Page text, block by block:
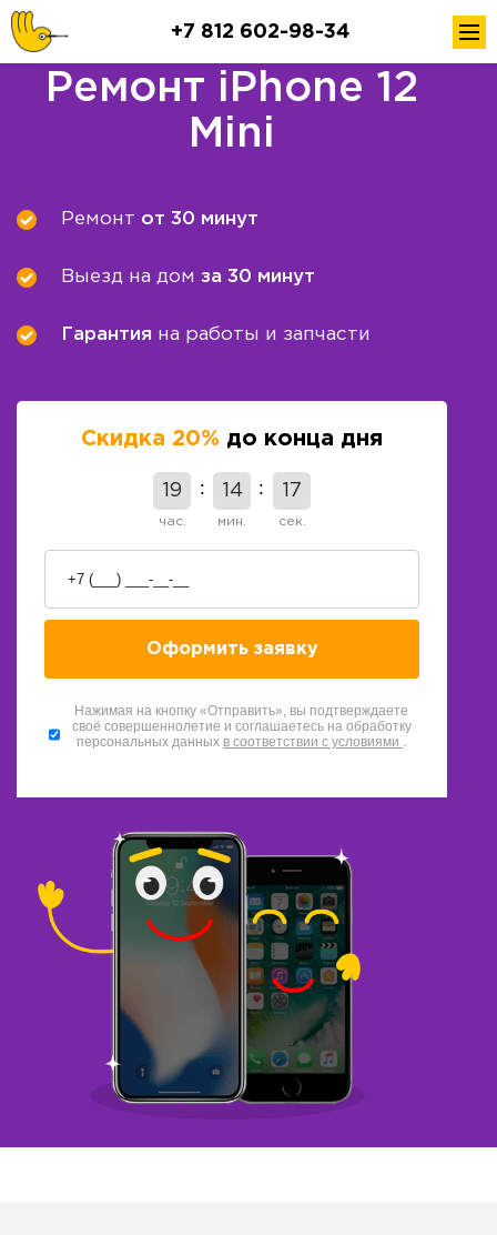
+7 812 602-98-34
Ремонт iPhone 12
Mini
Ремонт от 30 минут
Выезд на дом за 30 минут
Гарантия на работы и запчасти
Скидка 20% до конца дня
19
час.
14
мин.
16
сек.
Нажимая на кнопку «Отправить», вы подтверждаете
своё совершеннолетие и соглашаетесь на обработку
персональных данных в соответствии с условиями .